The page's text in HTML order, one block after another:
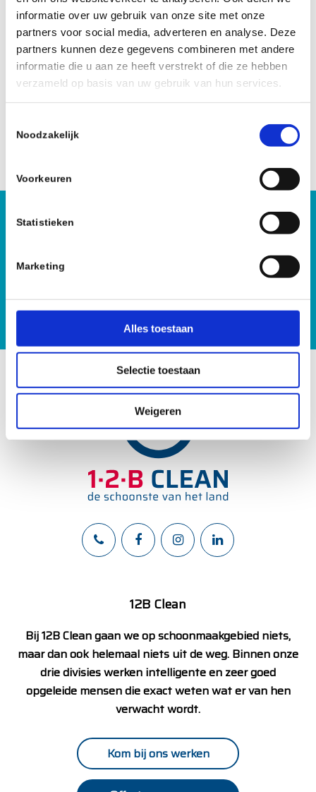
informatie over uw gebruik van onze site met onze
partners voor social media, adverteren en analyse. Deze
partners kunnen deze gegevens combineren met andere
informatie die u aan ze heeft verstrekt of die ze hebben
verzameld op basis van uw gebruik van hun services.
t
e
Noodzakelijk
Voorkeuren
Statistieken
Marketing
Alles toestaan
Selectie toestaan
Weigeren
Wij staan binnen enkele uren paraat en zijn ook
binnen een paar uur klaar. Zij komen in kleding dat
zorgt voor de benodigde bescherming, ook maskers
(veiligheids)brillen behoren tot de uitrusting van onze
profs. Wanneer wij vertrekken is de woning ontdaan
van alles wat nog aan de traumatische gebeurtenis
doet denken.
Hoe kunnen wij je helpen?
We helpen je graag.
12B Clean
Bij 12B Clean gaan we op schoonmaakgebied niets,
maar dan ook helemaal niets uit de weg. Binnen onze
drie divisies werken intelligente en zeer goed
opgeleide mensen die exact weten wat er van hen
verwacht wordt.
Kom bij ons werken